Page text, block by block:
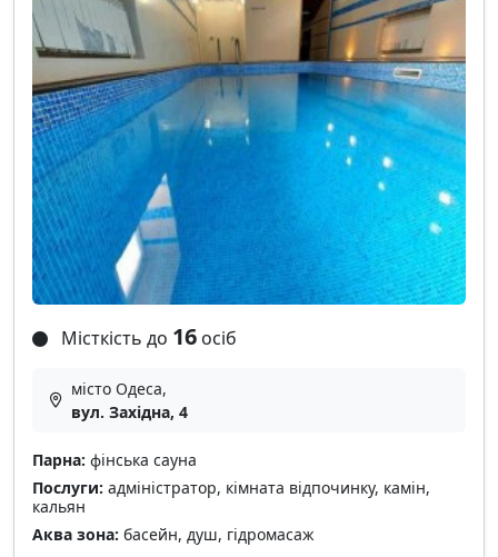
Місткість до 16 осіб
місто Одеса,
вул. Західна, 4
Парна: фінська сауна
Послуги: адміністратор, кімната відпочинку, камін,
кальян
Аква зона: басейн, душ, гідромасаж